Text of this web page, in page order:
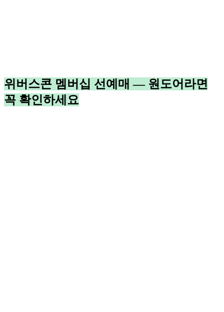
위버스콘 멤버십 선예매 — 원도어라면
꼭 확인하세요